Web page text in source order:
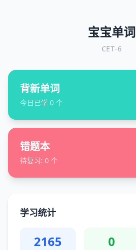
宝宝单词
CET-6
背新单词
今日已学 0 个
错题本
待复习: 0 个
学习统计
2165 0